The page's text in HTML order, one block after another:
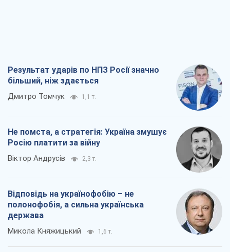
Результат ударів по НПЗ Росії значно
більший, ніж здається
Дмитро Томчук 1,1 т.
Не помста, а стратегія: Україна змушує
Росію платити за війну
Віктор Андрусів 2,3 т.
Відповідь на українофобію – не
полонофобія, а сильна українська
держава
Микола Княжицький 1,6 т.